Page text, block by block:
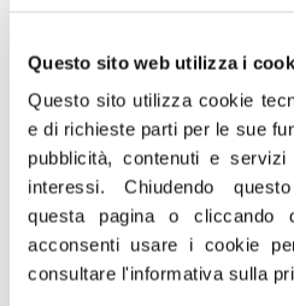
Questo sito web utilizza i
Questo sito utilizza cookie
e di richieste parti per le sue
pubblicità, contenuti e
interessi.Chiudendo
questa pagina o cliccando
acconsenti usare i cookie
consultare l'informativa sulla
piano strategico-
Diversamente, nessun
sanità è stato fatto
Abbiamo, quindi,
sanitario nazionale con
di 11 miliardi quelli
precedente.